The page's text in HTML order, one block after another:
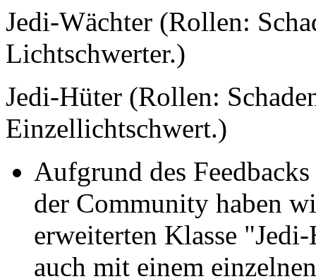
Jedi-Wächter (Rollen:
Lichtschwerter.)
Jedi-Hüter (Rollen:
Einzellichtschwert.)
Aufgrund des
der Community haben
erweiterten Klasse
auch mit einem